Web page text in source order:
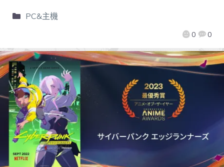
0 0
PC&主機